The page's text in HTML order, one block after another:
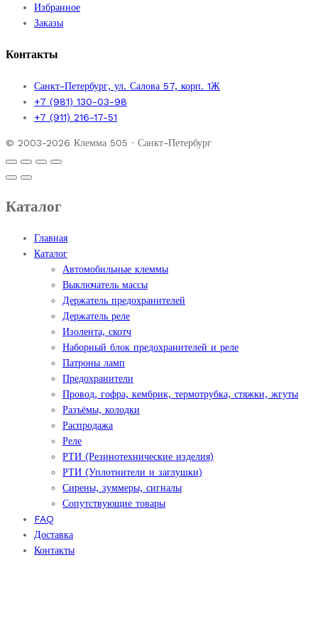
Избранное
Заказы
Контакты
Санкт-Петербург, ул. Салова 57, корп. 1Ж
+7 (981) 130-03-98
+7 (911) 216-17-51
© 2003-2026 Клемма 505 · Санкт-Петербург
Каталог
Главная
Каталог
Автомобильные клеммы
Выключатель массы
Держатель предохранителей
Держатель реле
Изолента, скотч
Наборный блок предохранителей и реле
Патроны ламп
Предохранители
Провод, гофра, кембрик, термотрубка, стяжки, жгуты
Разъёмы, колодки
Распродажа
Реле
РТИ (Резинотехнические изделия)
РТИ (Уплотнители и заглушки)
Сирены, зуммеры, сигналы
Сопутствующие товары
FAQ
Доставка
Контакты